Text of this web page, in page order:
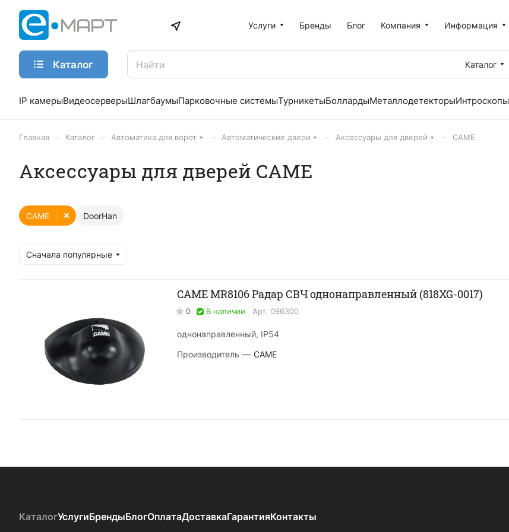
Услуги Бренды Блог Компания Информация
Каталог
Каталог
IP камерыВидеосерверыШлагбаумыПарковочные системыТурникетыБоллардыМеталлодетекторыИнтроскопы
Главная Каталог Автоматика для ворот Автоматические двери Аксессуары для дверей CAME
Аксессуары для дверей CAME
DoorHan
CAME
Сначала популярные
CAME MR8106 Радар СВЧ однонаправленный (818XG-0017)
0 В наличии Арт. 096300
однонаправленный, IP54
Производитель — CAME
КаталогУслугиБрендыБлогОплатаДоставкаГарантияКонтакты